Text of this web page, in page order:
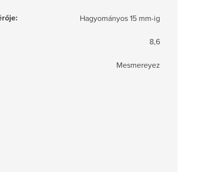
: Hagyományos 15 mm-ig
8,6
Mesmereyez